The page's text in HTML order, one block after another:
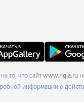
то, что сайт www.rigla.ru
информации о